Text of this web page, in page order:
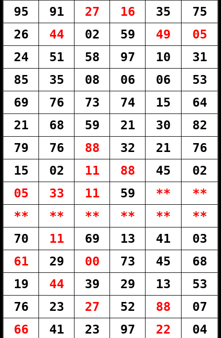
95
91 27 16 35
75
26
44 02 59 49
05
24
51 58 97 10
31
85
35 08 06 06
53
69
76 73 74 15
64
21
68 59 21 30
82
79
76 88 32 21
76
15
02 11 88 45
02
05
33 11 59 **
**
**
** ** ** **
**
70
11 69 13 41
03
61
29 00 73 45
68
19
44 39 29 13
53
76
23 27 52 88
07
66
41 23 97 22
04